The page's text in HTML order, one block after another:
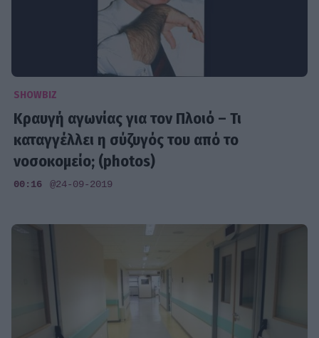
SHOWBIZ
Κραυγή αγωνίας για τον Πλοιό – Τι
καταγγέλλει η σύζυγός του από το
νοσοκομείο; (photos)
00:16 @24-09-2019